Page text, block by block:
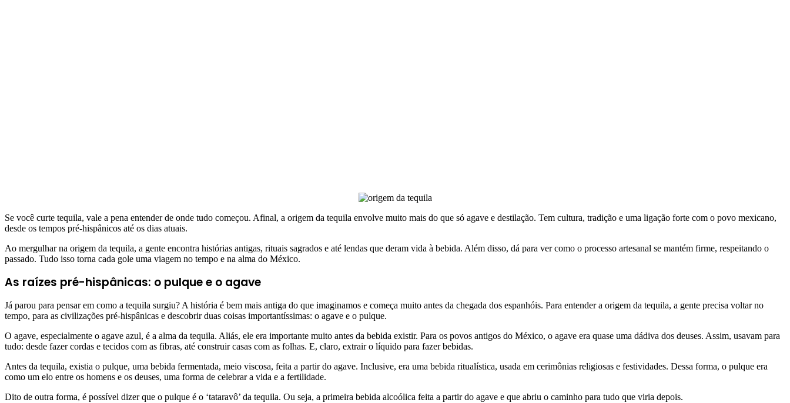
Se você curte tequila, vale a pena entender de onde tudo começou. Afinal, a origem da tequila envolve muito mais do que só agave e destilação. Tem cultura, tradição e uma ligação forte com o povo mexicano,
desde os tempos pré-hispânicos até os dias atuais.
Ao mergulhar na origem da tequila, a gente encontra histórias antigas, rituais sagrados e até lendas que deram vida à bebida. Além disso, dá para ver como o processo artesanal se mantém firme, respeitando o
passado. Tudo isso torna cada gole uma viagem no tempo e na alma do México.
As raízes pré-hispânicas: o pulque e o agave
Já parou para pensar em como a tequila surgiu? A história é bem mais antiga do que imaginamos e começa muito antes da chegada dos espanhóis. Para entender a origem da tequila, a gente precisa voltar no
tempo, para as civilizações pré-hispânicas e descobrir duas coisas importantíssimas: o agave e o pulque.
O agave, especialmente o agave azul, é a alma da tequila. Aliás, ele era importante muito antes da bebida existir. Para os povos antigos do México, o agave era quase uma dádiva dos deuses. Assim, usavam para
tudo: desde fazer cordas e tecidos com as fibras, até construir casas com as folhas. E, claro, extrair o líquido para fazer bebidas.
Antes da tequila, existia o pulque, uma bebida fermentada, meio viscosa, feita a partir do agave. Inclusive, era uma bebida ritualística, usada em cerimônias religiosas e festividades. Dessa forma, o pulque era
como um elo entre os homens e os deuses, uma forma de celebrar a vida e a fertilidade.
Dito de outra forma, é possível dizer que o pulque é o ‘tataravô’ da tequila. Ou seja, a primeira bebida alcoólica feita a partir do agave e que abriu o caminho para tudo que viria depois.